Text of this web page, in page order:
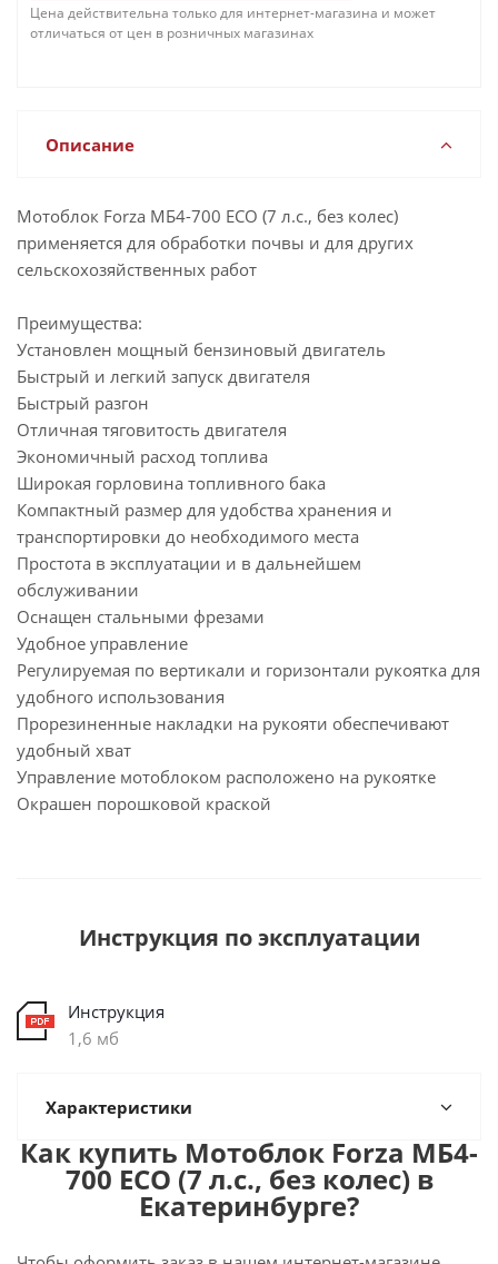
Цена действительна только для интернет-магазина и может
отличаться от цен в розничных магазинах
Описание
Мотоблок Forza МБ4-700 ECO (7 л.с., без колес)
применяется для обработки почвы и для других
сельскохозяйственных работ
Преимущества:
Установлен мощный бензиновый двигатель
Быстрый и легкий запуск двигателя
Быстрый разгон
Отличная тяговитость двигателя
Экономичный расход топлива
Широкая горловина топливного бака
Компактный размер для удобства хранения и
транспортировки до необходимого места
Простота в эксплуатации и в дальнейшем
обслуживании
Оснащен стальными фрезами
Удобное управление
Регулируемая по вертикали и горизонтали рукоятка для
удобного использования
Прорезиненные накладки на рукояти обеспечивают
удобный хват
Управление мотоблоком расположено на рукоятке
Окрашен порошковой краской
Инструкция по эксплуатации
Инструкция
1,6 мб
Характеристики
Как купить Мотоблок Forza МБ4-
700 ECO (7 л.с., без колес) в
Екатеринбурге?